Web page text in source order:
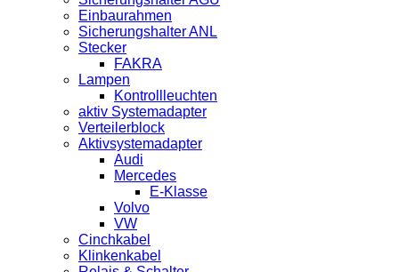
Einbaurahmen
Sicherungshalter ANL
Stecker
FAKRA
Lampen
Kontrollleuchten
aktiv Systemadapter
Verteilerblock
Aktivsystemadapter
Audi
Mercedes
E-Klasse
Volvo
VW
Cinchkabel
Klinkenkabel